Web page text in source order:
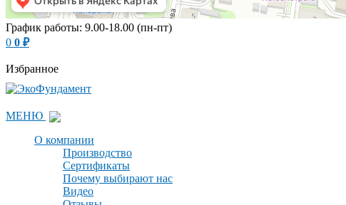
График работы: 9.00-18.00 (пн-пт)
0 0 ₽
Избранное
МЕНЮ
О компании
Производство
Сертификаты
Почему выбирают нас
Видео